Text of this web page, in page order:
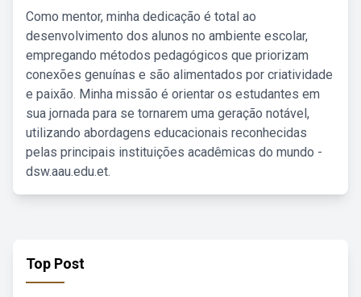
Como mentor, minha dedicação é total ao
desenvolvimento dos alunos no ambiente escolar,
empregando métodos pedagógicos que priorizam
conexões genuínas e são alimentados por criatividade
e paixão. Minha missão é orientar os estudantes em
sua jornada para se tornarem uma geração notável,
utilizando abordagens educacionais reconhecidas
pelas principais instituições acadêmicas do mundo -
dsw.aau.edu.et.
Top Post